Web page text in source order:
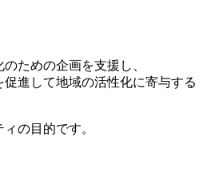
ための企画を支援し、
進して地域の活性化に寄与する
の目的です。